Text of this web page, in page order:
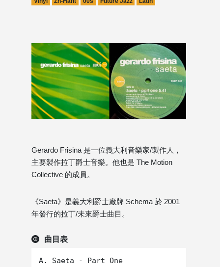
Gerardo Frisina 是一位義大利音樂家/製作人，
主要製作拉丁爵士音樂。他也是 The Motion
Collective 的成員。
《Saeta》是義大利爵士廠牌 Schema 於 2001
年發行的拉丁/未來爵士曲目。
曲目表
A. Saeta - Part One